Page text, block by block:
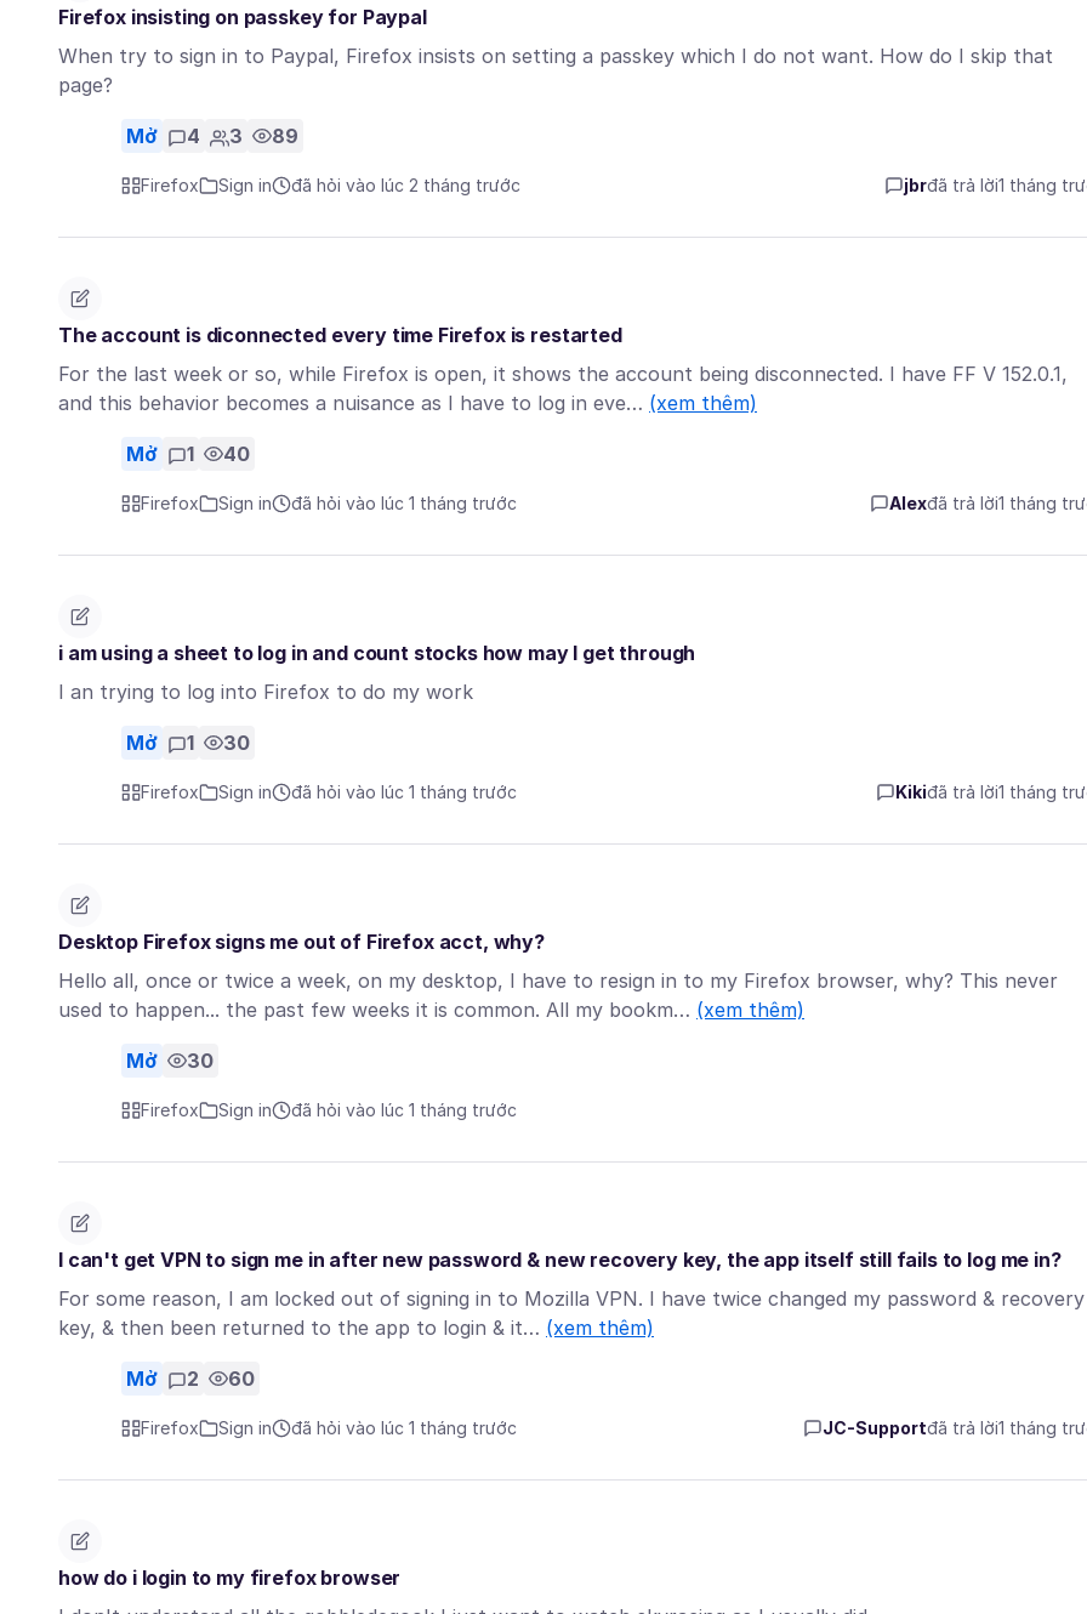
Firefox insisting on passkey for Paypal
When try to sign in to Paypal, Firefox insists on setting a passkey which I do not want. How do I skip that
page?
Mở 4 3 89
Firefox Sign in đã hỏi vào lúc 2 tháng trước jbrđã trả lời1 tháng
The account is diconnected every time Firefox is restarted
For the last week or so, while Firefox is open, it shows the account being disconnected. I have FF V 152.0.1,
and this behavior becomes a nuisance as I have to log in eve… (xem thêm)
Mở 1 40
Firefox Sign in đã hỏi vào lúc 1 tháng trước Alexđã trả lời1 tháng
i am using a sheet to log in and count stocks how may I get through
I an trying to log into Firefox to do my work
Mở 1 30
Firefox Sign in đã hỏi vào lúc 1 tháng trước Kikiđã trả lời1 tháng
Desktop Firefox signs me out of Firefox acct, why?
Hello all, once or twice a week, on my desktop, I have to resign in to my Firefox browser, why? This never
used to happen... the past few weeks it is common. All my bookm… (xem thêm)
Mở 30
Firefox Sign in đã hỏi vào lúc 1 tháng trước
I can't get VPN to sign me in after new password & new recovery key, the app itself still fails to log me in?
For some reason, I am locked out of signing in to Mozilla VPN. I have twice changed my password & recovery
key, & then been returned to the app to login & it… (xem thêm)
Mở 2 60
Firefox Sign in đã hỏi vào lúc 1 tháng trước JC-Supportđã trả lời1 tháng
how do i login to my firefox browser